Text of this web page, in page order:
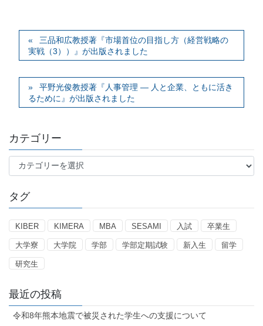
三品和広教授著『市場首位の目指し方（経営戦略の
実戦（3））』が出版されました
平野光俊教授著『人事管理 — 人と企業、ともに活き
るために』が出版されました
カテゴリー
テ
リ
ー
タグ
KIBER KIMERA MBA SESAMI 入試 卒業生
大学寮 大学院 学部 学部定期試験 新入生 留学
研究生
最近の投稿
令和8年熊本地震で被災された学生への支援について